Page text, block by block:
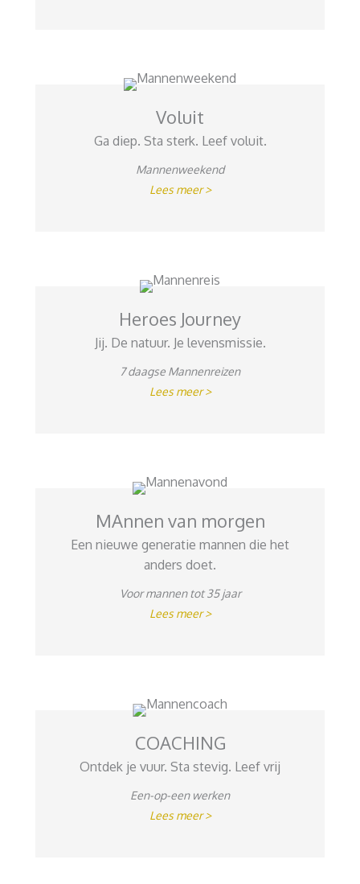
Voluit
Ga diep. Sta sterk. Leef voluit.
Mannenweekend
Lees meer >
Heroes Journey
Jij. De natuur. Je levensmissie.
7 daagse Mannenreizen
Lees meer >
MAnnen van morgen
Een nieuwe generatie mannen die het
anders doet.
Voor mannen tot 35 jaar
Lees meer >
COACHING
Ontdek je vuur. Sta stevig. Leef vrij
Een-op-een werken
Lees meer >